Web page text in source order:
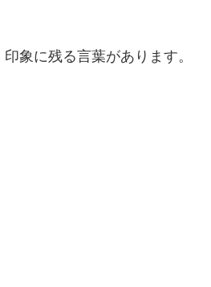
象に残る言葉があります。